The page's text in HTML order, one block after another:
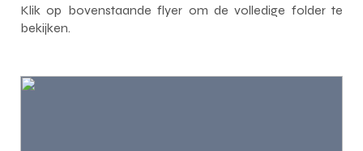
Klik op bovenstaande flyer om de volledige folder te
bekijken.